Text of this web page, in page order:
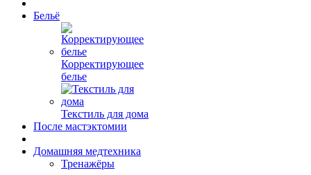
Бельё
Корректирующее
белье
Текстиль для дома
После мастэктомии
Домашняя медтехника
Тренажёры